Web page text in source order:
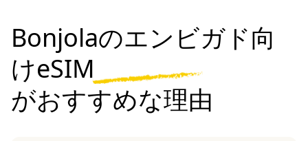
Bonjolaのエンビガド向
けeSIM
がおすすめな理由